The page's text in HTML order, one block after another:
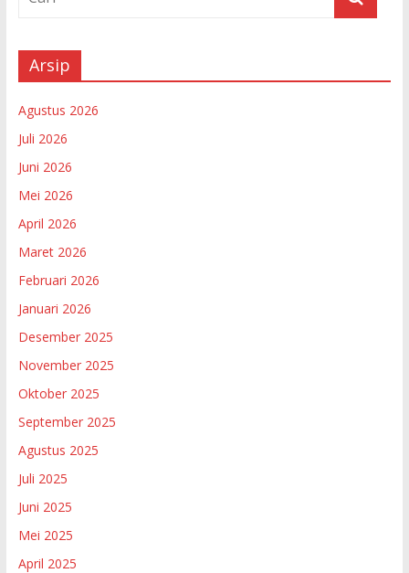
Arsip
Agustus 2026
Juli 2026
Juni 2026
Mei 2026
April 2026
Maret 2026
Februari 2026
Januari 2026
Desember 2025
November 2025
Oktober 2025
September 2025
Agustus 2025
Juli 2025
Juni 2025
Mei 2025
April 2025